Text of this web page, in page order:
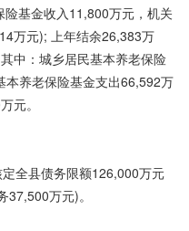
基金收入11,800万元，机关
万元); 上年结余26,383万
中：城乡居民基本养老保险
养老保险基金支出66,592万
元。
全县债务限额126,000万元
万元)。